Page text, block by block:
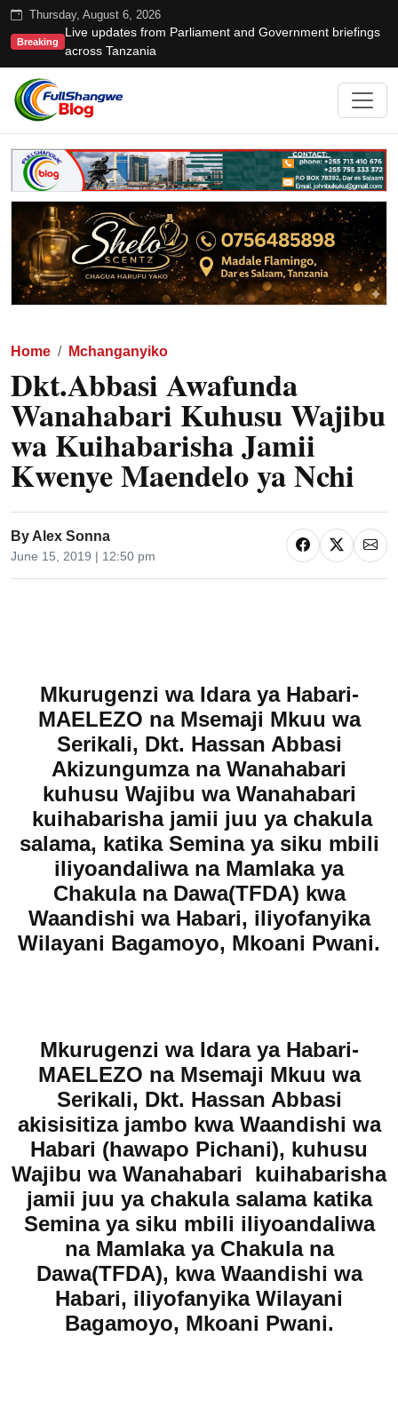
Thursday, August 6, 2026
Breaking
Live updates from Parliament and Government briefings
across Tanzania
Home Mchanganyiko
Dkt.Abbasi Awafunda
Wanahabari Kuhusu Wajibu
wa Kuihabarisha Jamii
Kwenye Maendelo ya Nchi
By Alex Sonna
June 15, 2019 | 12:50 pm
Mkurugenzi wa Idara ya Habari-
MAELEZO na Msemaji Mkuu wa
Serikali, Dkt. Hassan Abbasi
Akizungumza na Wanahabari
kuhusu Wajibu wa Wanahabari
kuihabarisha jamii juu ya chakula
salama, katika Semina ya siku mbili
iliyoandaliwa na Mamlaka ya
Chakula na Dawa(TFDA) kwa
Waandishi wa Habari, iliyofanyika
Wilayani Bagamoyo, Mkoani Pwani.
Mkurugenzi wa Idara ya Habari-
MAELEZO na Msemaji Mkuu wa
Serikali, Dkt. Hassan Abbasi
akisisitiza jambo kwa Waandishi wa
Habari (hawapo Pichani), kuhusu
Wajibu wa Wanahabari kuihabarisha
jamii juu ya chakula salama katika
Semina ya siku mbili iliyoandaliwa
na Mamlaka ya Chakula na
Dawa(TFDA), kwa Waandishi wa
Habari, iliyofanyika Wilayani
Bagamoyo, Mkoani Pwani.